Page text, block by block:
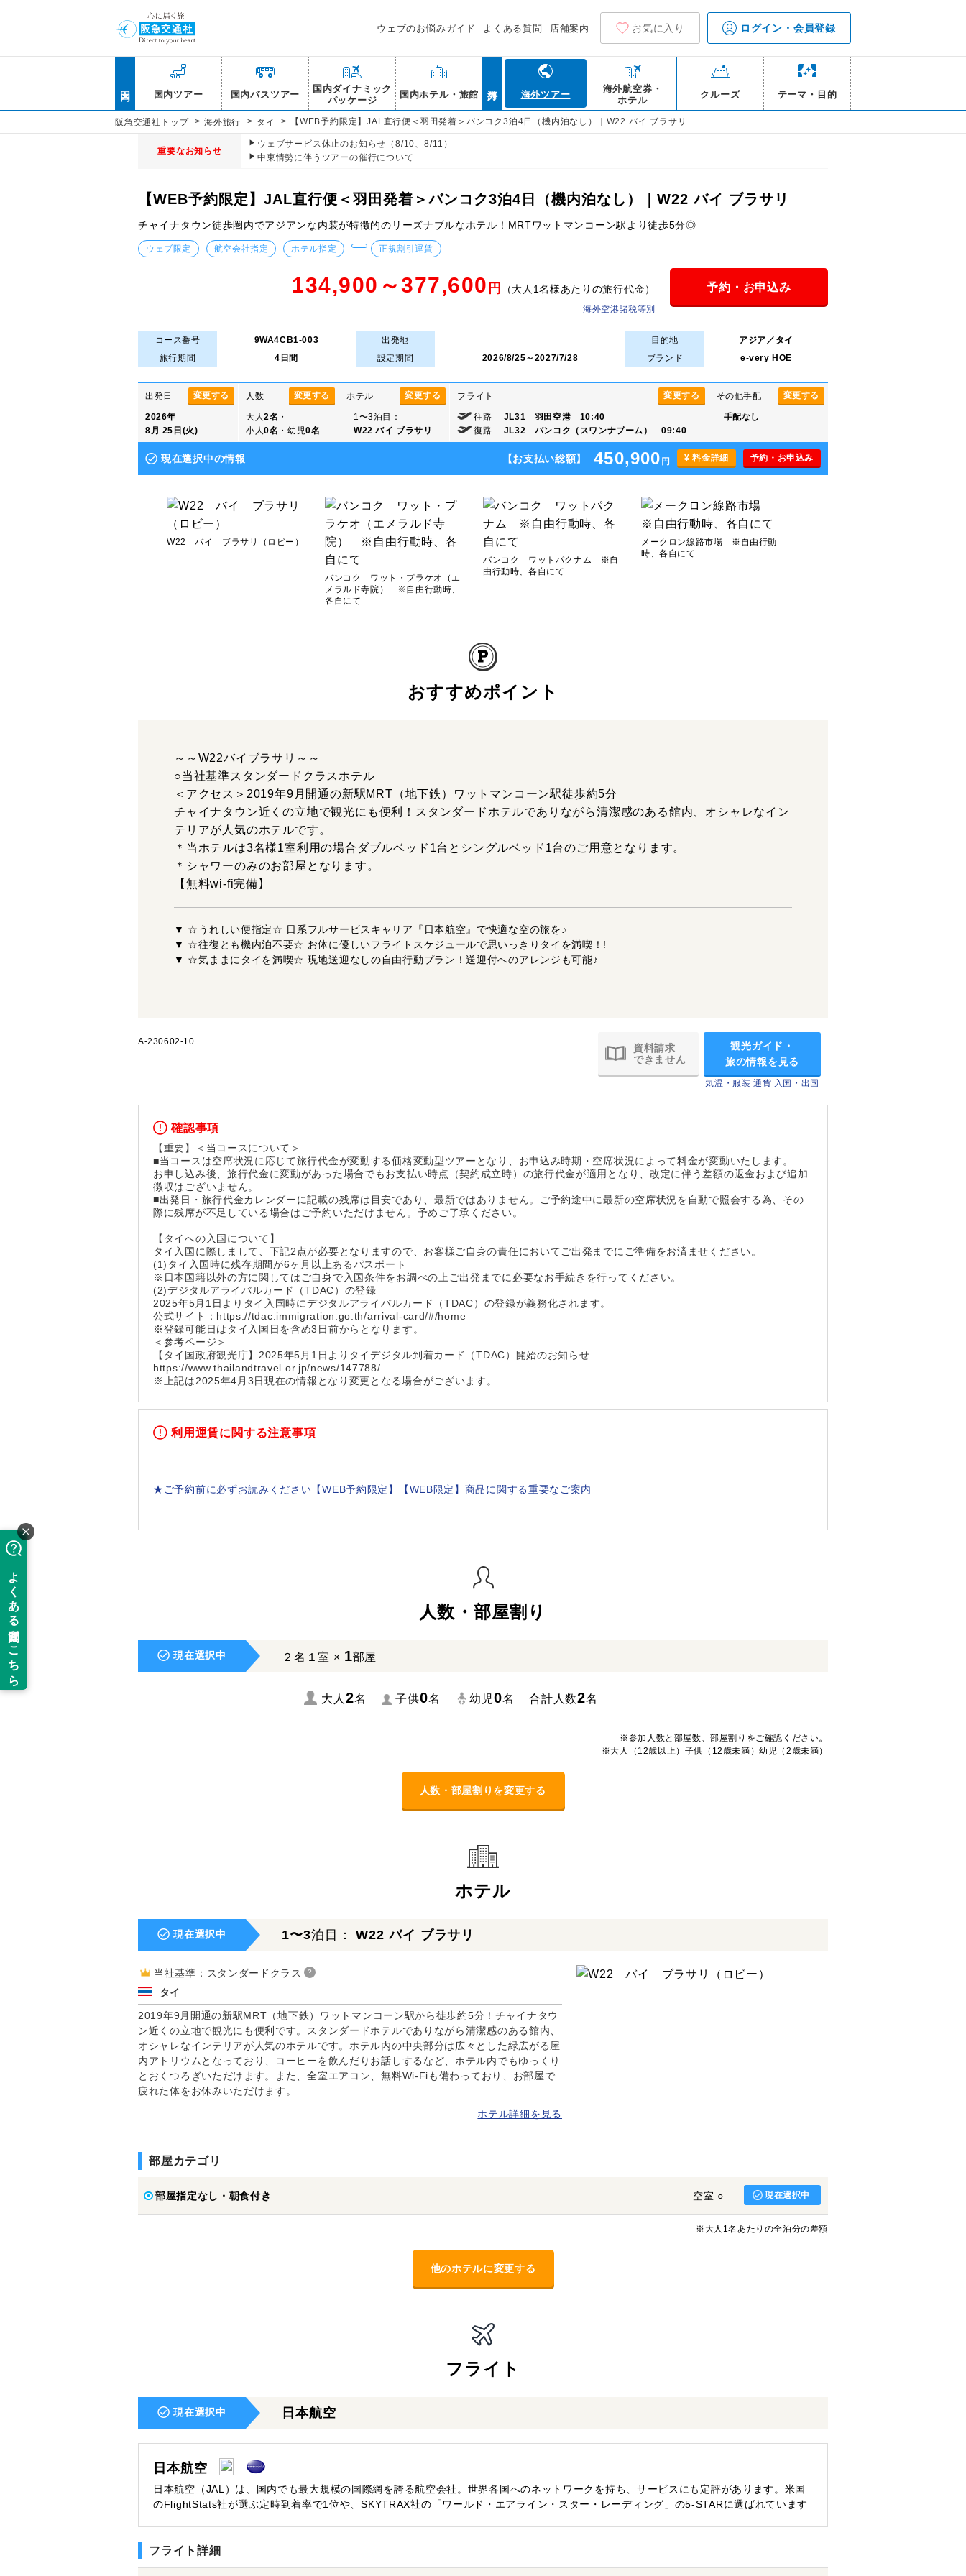
ウェブのお悩みガイド よくある質問 店舗案内 お気に入り ログイン・会員登録
国内ツアー 国内バスツアー
国内ダイナミック
パッケージ
国内ホテル・旅館 海外ツアー
海外航空券・
ホテル
クルーズ テーマ・目的
阪急交通社トップ > 海外旅行 > タイ > 【WEB予約限定】JAL直行便＜羽田発着＞バンコク3泊4日（機内泊なし）｜W22 バイ ブラサリ
重要なお知らせ
ウェブサービス休止のお知らせ（8/10、8/11）
中東情勢に伴うツアーの催行について
【WEB予約限定】JAL直行便＜羽田発着＞バンコク3泊4日（機内泊なし）｜W22 バイ ブラサリ
チャイナタウン徒歩圏内でアジアンな内装が特徴的のリーズナブルなホテル！MRTワットマンコーン駅より徒歩5分◎
ウェブ限定 航空会社指定 ホテル指定 正規割引運賃
134,900～377,600 円 （大人1名様あたりの旅行代金）
海外空港諸税等別
予約・お申込み
コース番号 9WA4CB1-003 出発地 目的地
アジア／タイ
旅行期間
4日間 設定期間 2026/8/25～2027/7/28 ブランド e-very HOE
変更する
出発日
2026年
8月 25日(火)
変更する
人数
大人2名 ・
小人0名 ・幼児0名
変更する
ホテル
1〜3泊目：
W22 バイ ブラサリ
変更する
フライト
往路
JL31 羽田空港 10:40
復路
JL32 バンコク（スワンナプーム） 09:40
変更する
その他手配
手配なし
現在選択中の情報 【お支払い総額】 450,900 円 ¥ 料金詳細 予約・お申込み
W22 バイ ブラサリ（ロビー）
バンコク ワット・プラケオ（エ
メラルド寺院） ※自由行動時、
各自にて
バンコク ワットパクナム ※自
由行動時、各自にて
メークロン線路市場 ※自由行動
時、各自にて
おすすめポイント
～～W22バイブラサリ～～
○当社基準スタンダードクラスホテル
＜アクセス＞2019年9月開通の新駅MRT（地下鉄）ワットマンコーン駅徒歩約5分
チャイナタウン近くの立地で観光にも便利！スタンダードホテルでありながら清潔感のある館内、オシャレなイン
テリアが人気のホテルです。
＊当ホテルは3名様1室利用の場合ダブルベッド1台とシングルベッド1台のご用意となります。
＊シャワーのみのお部屋となります。
【無料wi-fi完備】
▼ ☆うれしい便指定☆ 日系フルサービスキャリア『日本航空』で快適な空の旅を♪
▼ ☆往復とも機内泊不要☆ お体に優しいフライトスケジュールで思いっきりタイを満喫！!
▼ ☆気ままにタイを満喫☆ 現地送迎なしの自由行動プラン！送迎付へのアレンジも可能♪
A-230602-10
資料請求
できません
観光ガイド・
旅の情報を見る
気温・服装 通貨 入国・出国
確認事項
【重要】＜当コースについて＞
■当コースは空席状況に応じて旅行代金が変動する価格変動型ツアーとなり、お申込み時期・空席状況によって料金が変動いたします。
お申し込み後、旅行代金に変動があった場合でもお支払い時点（契約成立時）の旅行代金が適用となり、改定に伴う差額の返金および追加
徴収はございません。
■出発日・旅行代金カレンダーに記載の残席は目安であり、最新ではありません。ご予約途中に最新の空席状況を自動で照会する為、その
際に残席が不足している場合はご予約いただけません。予めご了承ください。
【タイへの入国について】
タイ入国に際しまして、下記2点が必要となりますので、お客様ご自身の責任においてご出発までにご準備をお済ませください。
(1)タイ入国時に残存期間が6ヶ月以上あるパスポート
※日本国籍以外の方に関してはご自身で入国条件をお調べの上ご出発までに必要なお手続きを行ってください。
(2)デジタルアライバルカード（TDAC）の登録
2025年5月1日よりタイ入国時にデジタルアライバルカード（TDAC）の登録が義務化されます。
公式サイト：https://tdac.immigration.go.th/arrival-card/#/home
※登録可能日はタイ入国日を含め3日前からとなります。
＜参考ページ＞
【タイ国政府観光庁】2025年5月1日よりタイデジタル到着カード（TDAC）開始のお知らせ
https://www.thailandtravel.or.jp/news/147788/
※上記は2025年4月3日現在の情報となり変更となる場合がございます。
利用運賃に関する注意事項
★ご予約前に必ずお読みください【WEB予約限定】【WEB限定】商品に関する重要なご案内
人数・部屋割り
現在選択中 ２名１室 × 1部屋
大人 2名 子供0名 幼児0名 合計人数2名
※参加人数と部屋数、部屋割りをご確認ください。
※大人（12歳以上）子供（12歳未満）幼児（2歳未満）
人数・部屋割りを変更する
ホテル
現在選択中 1〜3泊目：W22 バイ ブラサリ
当社基準：スタンダードクラス ?
タイ
2019年9月開通の新駅MRT（地下鉄）ワットマンコーン駅から徒歩約5分！チャイナタウ
ン近くの立地で観光にも便利です。スタンダードホテルでありながら清潔感のある館内、
オシャレなインテリアが人気のホテルです。ホテル内の中央部分は広々とした緑広がる屋
内アトリウムとなっており、コーヒーを飲んだりお話しするなど、ホテル内でもゆっくり
とおくつろぎいただけます。また、全室エアコン、無料Wi-Fiも備わっており、お部屋で
疲れた体をお休みいただけます。
ホテル詳細を見る
部屋カテゴリ
部屋指定なし・朝食付き 空室 ○ 現在選択中
※大人1名あたりの全泊分の差額
他のホテルに変更する
フライト
現在選択中 日本航空
日本航空
日本航空（JAL）は、国内でも最大規模の国際網を誇る航空会社。世界各国へのネットワークを持ち、サービスにも定評があります。米国
のFlightStats社が選ぶ定時到着率で1位や、SKYTRAX社の「ワールド・エアライン・スター・レーディング」の5-STARに選ばれています
フライト詳細